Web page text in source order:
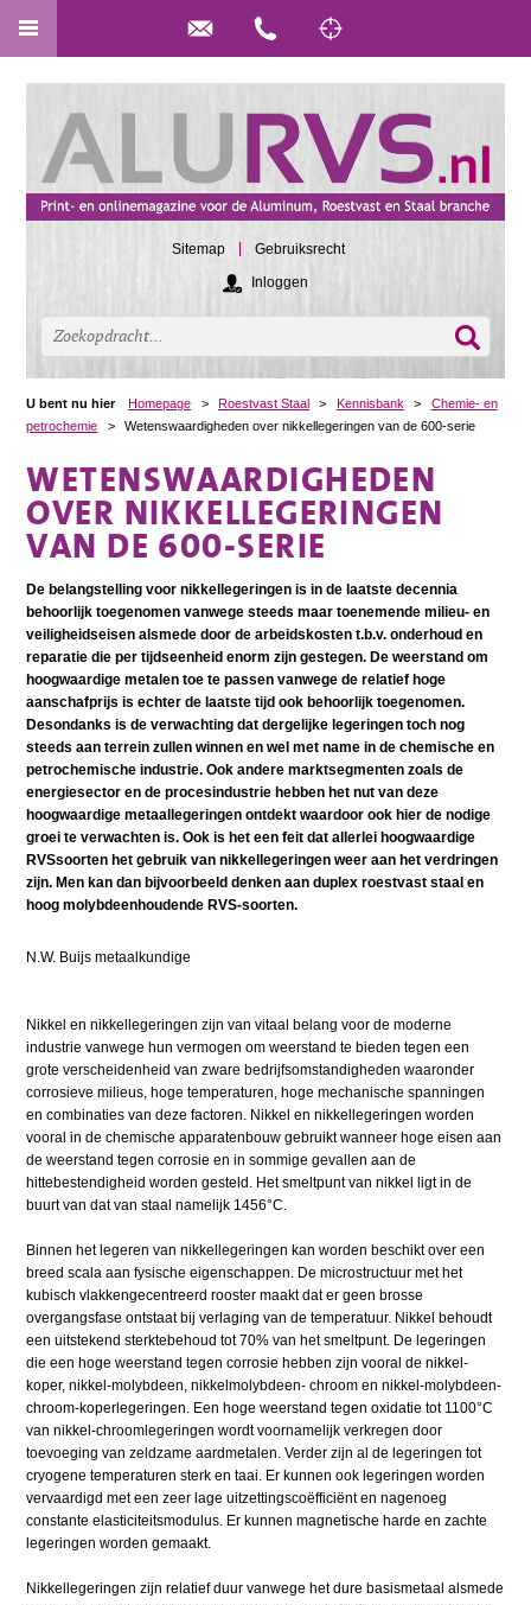
Sitemap
Gebruiksrecht
Inloggen
U bent nu hier Homepage > Roestvast Staal > Kennisbank >
Chemie- en
petrochemie
> Wetenswaardigheden over nikkellegeringen van de 600-serie
WETENSWAARDIGHEDEN
OVER NIKKELLEGERINGEN
VAN DE 600-SERIE
De belangstelling voor nikkellegeringen is in de laatste decennia
behoorlijk toegenomen vanwege steeds maar toenemende milieu- en
veiligheidseisen alsmede door de arbeidskosten t.b.v. onderhoud en
reparatie die per tijdseenheid enorm zijn gestegen. De weerstand om
hoogwaardige metalen toe te passen vanwege de relatief hoge
aanschafprijs is echter de laatste tijd ook behoorlijk toegenomen.
Desondanks is de verwachting dat dergelijke legeringen toch nog
steeds aan terrein zullen winnen en wel met name in de chemische en
petrochemische industrie. Ook andere marktsegmenten zoals de
energiesector en de procesindustrie hebben het nut van deze
hoogwaardige metaallegeringen ontdekt waardoor ook hier de nodige
groei te verwachten is. Ook is het een feit dat allerlei hoogwaardige
RVSsoorten het gebruik van nikkellegeringen weer aan het verdringen
zijn. Men kan dan bijvoorbeeld denken aan duplex roestvast staal en
hoog molybdeenhoudende RVS-soorten.
N.W. Buijs metaalkundige
Nikkel en nikkellegeringen zijn van vitaal belang voor de moderne
industrie vanwege hun vermogen om weerstand te bieden tegen een
grote verscheidenheid van zware bedrijfsomstandigheden waaronder
corrosieve milieus, hoge temperaturen, hoge mechanische spanningen
en combinaties van deze factoren. Nikkel en nikkellegeringen worden
vooral in de chemische apparatenbouw gebruikt wanneer hoge eisen aan
de weerstand tegen corrosie en in sommige gevallen aan de
hittebestendigheid worden gesteld. Het smeltpunt van nikkel ligt in de
buurt van dat van staal namelijk 1456°C.
Binnen het legeren van nikkellegeringen kan worden beschikt over een
breed scala aan fysische eigenschappen. De microstructuur met het
kubisch vlakkengecentreerd rooster maakt dat er geen brosse
overgangsfase ontstaat bij verlaging van de temperatuur. Nikkel behoudt
een uitstekend sterktebehoud tot 70% van het smeltpunt. De legeringen
die een hoge weerstand tegen corrosie hebben zijn vooral de nikkel-
koper, nikkel-molybdeen, nikkelmolybdeen- chroom en nikkel-molybdeen-
chroom-koperlegeringen. Een hoge weerstand tegen oxidatie tot 1100°C
van nikkel-chroomlegeringen wordt voornamelijk verkregen door
toevoeging van zeldzame aardmetalen. Verder zijn al de legeringen tot
cryogene temperaturen sterk en taai. Er kunnen ook legeringen worden
vervaardigd met een zeer lage uitzettingscoëfficiënt en nagenoeg
constante elasticiteitsmodulus. Er kunnen magnetische harde en zachte
legeringen worden gemaakt.
Nikkellegeringen zijn relatief duur vanwege het dure basismetaal alsmede